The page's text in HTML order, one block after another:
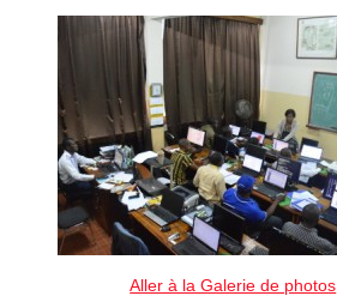
Aller à la Galerie de photos